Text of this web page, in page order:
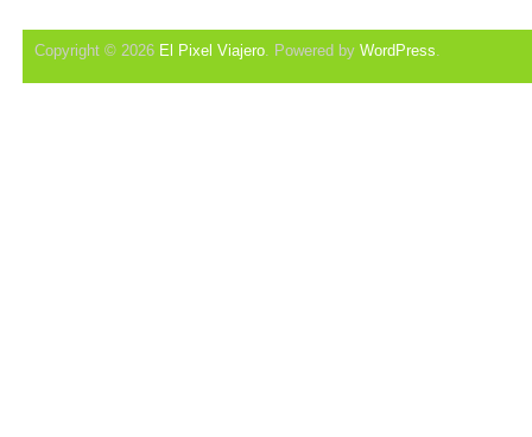
Copyright © 2026 El Pixel Viajero. Powered by WordPress.